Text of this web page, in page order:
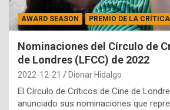
AWARD SEASON PREMIO DE LA CRÍTICA
Nominaciones del Círculo de
de Londres (LFCC) de 2022
2022-12-21 Dionar Hidalgo
El Círculo de Críticos de Cine de
anunciado sus nominaciones que